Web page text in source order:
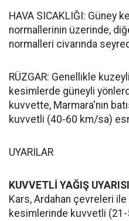
HAVA SICAKLIĞI: Güney
normallerinin üzerinde,
normalleri civarında
RÜZGAR: Genellikle
kesimlerde güneyli
kuvvette, Marmara'nın
kuvvetli (40-60 km/sa)
UYARILAR
KUVVETLİ YAĞIŞ
Kars, Ardahan çevreleri
kesimlerinde kuvvetli (21-